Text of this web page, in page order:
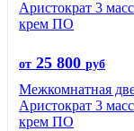
от 25 800 руб
Межкомнатная
Аристократ 3
крем ПО